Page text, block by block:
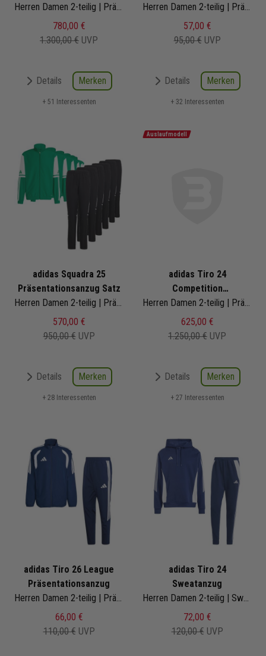
Präsentationsanzug SatzHerren Damen 2-teilig | Präsentationsjacke Präsentationshose
780,00 €
1.300,00 € UVP
Details Merken
+ 51 Interessenten
Herren Damen 2-teilig | Präsentationsjacke Präsentationshose
57,00 €
95,00 € UVP
Details Merken
+ 32 Interessenten
adidas Squadra 25
Präsentationsanzug Satz
570,00 €
950,00 € UVP
Details Merken
+ 28 Interessenten
Auslaufmodell
adidas Tiro 24
Competition
Präsentationsanzug Satz
625,00 €
1.250,00 € UVP
Details Merken
+ 27 Interessenten
adidas Tiro 26 League
Präsentationsanzug
Herren Damen 2-teilig | Präsentationsjacke Präsentationshose
66,00 €
110,00 € UVP
adidas Tiro 24
Sweatanzug
Herren Damen 2-teilig | Sweat Hoodie Jogginghose | Jogginganzug
72,00 €
120,00 € UVP